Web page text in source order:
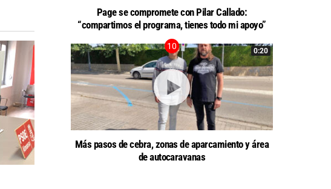
Page se compromete con Pilar Callado:
“compartimos el programa, tienes todo mi apoyo”
0:20
Más pasos de cebra, zonas de aparcamiento y área
de autocaravanas